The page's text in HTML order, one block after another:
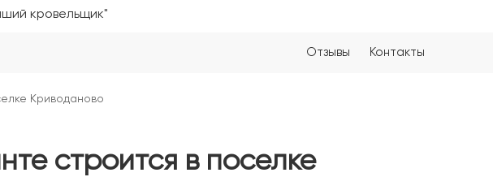
кровельщик"
Отзывы Контакты
Криводаново
строится в поселке